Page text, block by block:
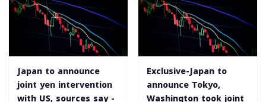
Japan to announce
joint yen intervention
with US, sources say -
Exclusive-Japan to
announce Tokyo,
Washington took joint